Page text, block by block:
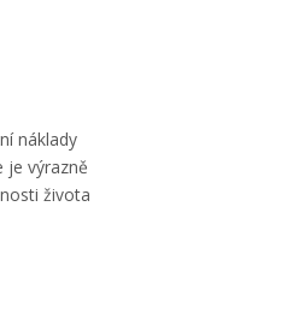
náklady
je výrazně
života